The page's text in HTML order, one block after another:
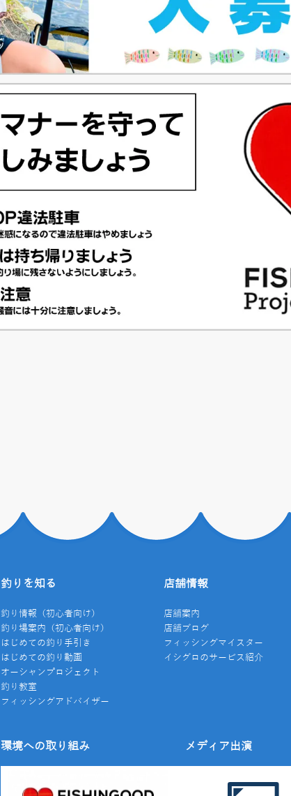
釣りを知る
釣り情報（初心者向け）
釣り場案内（初心者向け）
はじめての釣り手引き
はじめての釣り動画
オーシャンプロジェクト
釣り教室
フィッシングアドバイザー
店舗情報
店舗案内
店舗ブログ
フィッシングマイスター
イシグロのサービス紹介
環境への取り組み メディア出演